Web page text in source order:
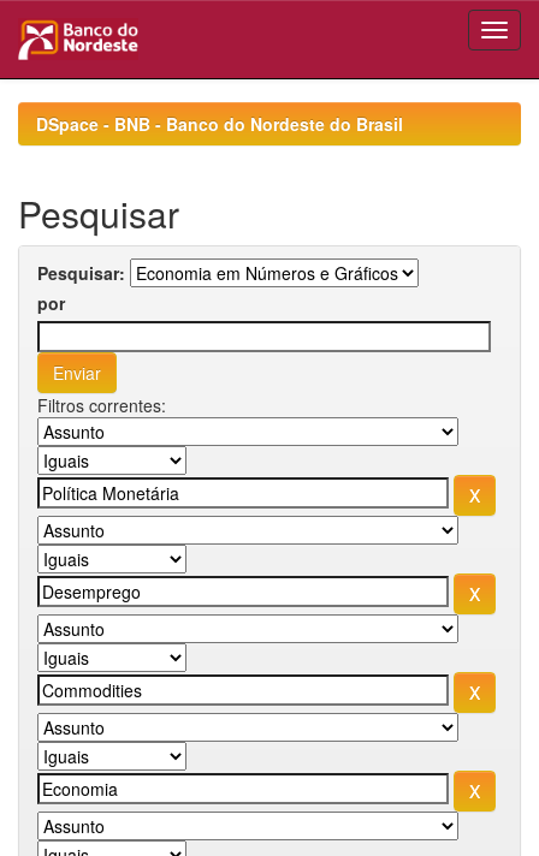
navigationDSpace - BNB - Banco do Nordeste do Brasil
Pesquisar
Pesquisar:
por
Filtros correntes: